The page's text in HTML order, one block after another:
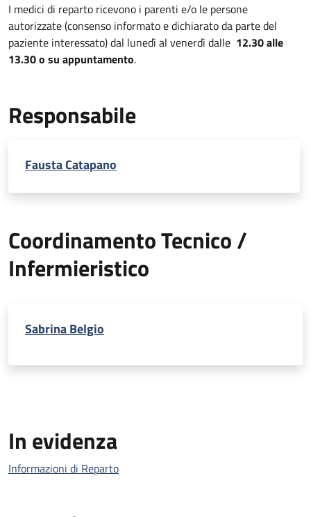
I medici di reparto ricevono i parenti e/o le persone
autorizzate (consenso informato e dichiarato da parte del
paziente interessato) dal lunedì al venerdì dalle 12.30 alle
13.30 o su appuntamento.
Responsabile
Fausta Catapano
Coordinamento Tecnico /
Infermieristico
Sabrina Belgio
In evidenza
Informazioni di Reparto